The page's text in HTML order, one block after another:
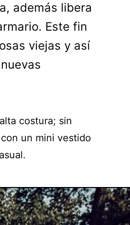
además libera
Este fin
viejas y así
costura; sin
un mini vestido